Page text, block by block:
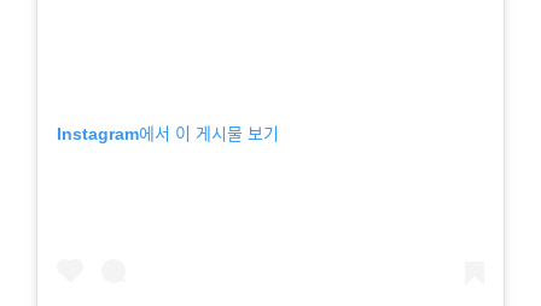
Instagram에서 이 게시물 보기